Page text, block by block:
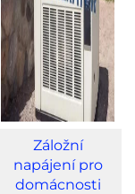
Záložní
napájení pro
domácnosti